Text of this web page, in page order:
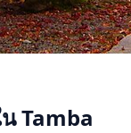
Tamba